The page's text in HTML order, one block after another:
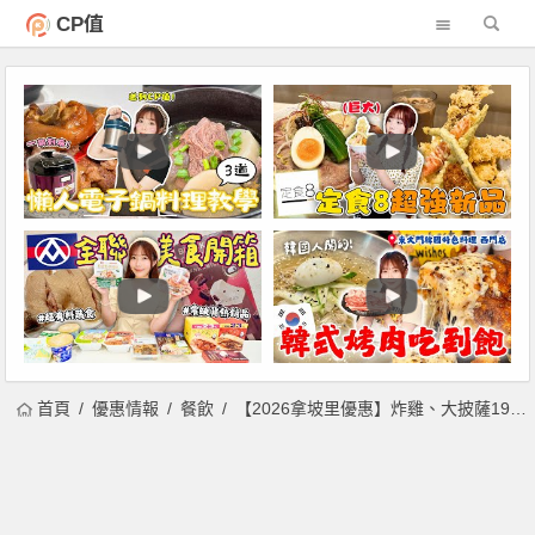
CP值
首頁 優惠情報 餐飲 【2026拿坡里優惠】炸雞、大披薩199元！外帶外送優惠/菜單/訂餐整理